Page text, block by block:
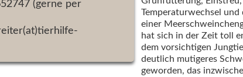
(gerne per
Temperaturwechsel und
einer
hat sich in der Zeit toll
dem vorsichtigen
deutlich mutigeres
geworden, das